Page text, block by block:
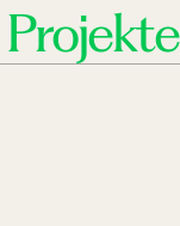
Projekte